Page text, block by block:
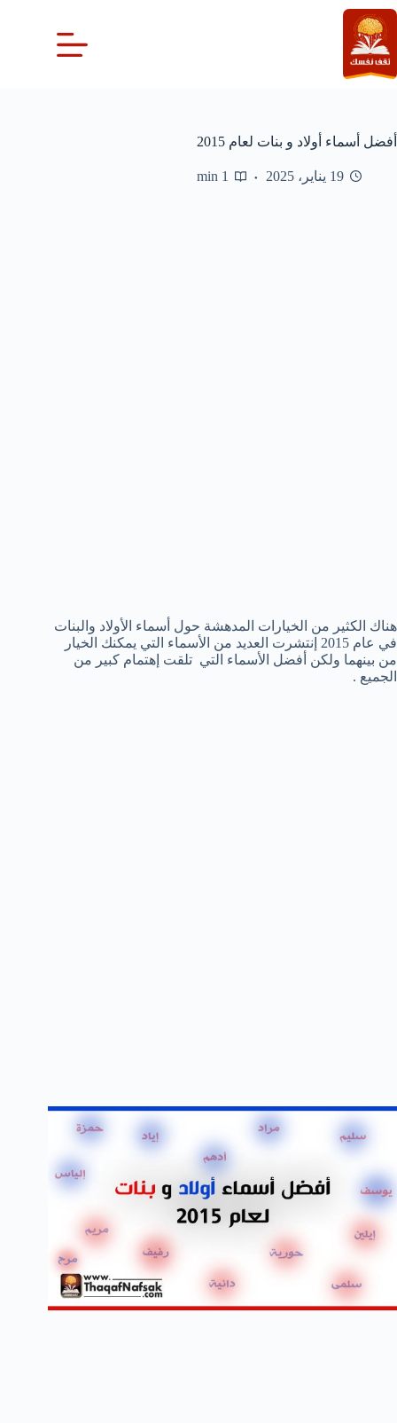
التجاوز
إلى
المحتوى
أفضل أسماء أولاد و بنات لعام 2015
19 يناير، 2025 1 min
هناك الكثير من الخيارات المدهشة حول أسماء الأولاد والبنات
في عام 2015 إنتشرت العديد من الأسماء التي يمكنك الخيار
من بينهما ولكن أفضل الأسماء التي تلقت إهتمام كبير من
الجميع .